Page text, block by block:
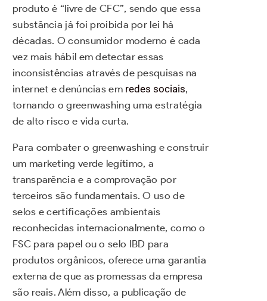
produto é “livre de CFC”, sendo que essa
substância já foi proibida por lei há
décadas. O consumidor moderno é cada
vez mais hábil em detectar essas
inconsistências através de pesquisas na
internet e denúncias em redes sociais,
tornando o greenwashing uma estratégia
de alto risco e vida curta.
Para combater o greenwashing e construir
um marketing verde legítimo, a
transparência e a comprovação por
terceiros são fundamentais. O uso de
selos e certificações ambientais
reconhecidas internacionalmente, como o
FSC para papel ou o selo IBD para
produtos orgânicos, oferece uma garantia
externa de que as promessas da empresa
são reais. Além disso, a publicação de